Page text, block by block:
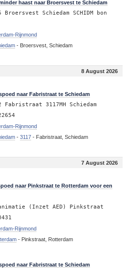
haast naar Broersvest te Schiedam
Broersvest Schiedam SCHIDM bon
Rijnmond
- Broersvest, Schiedam
8 August 2026
naar Fabristraat te Schiedam
Fabristraat 3117MH Schiedam
Rijnmond
- 3117- Fabristraat, Schiedam
7 August 2026
naar Pinkstraat te Rotterdam voor een
(Inzet AED) Pinkstraat
Rijnmond
- Pinkstraat, Rotterdam
naar Fabristraat te Schiedam